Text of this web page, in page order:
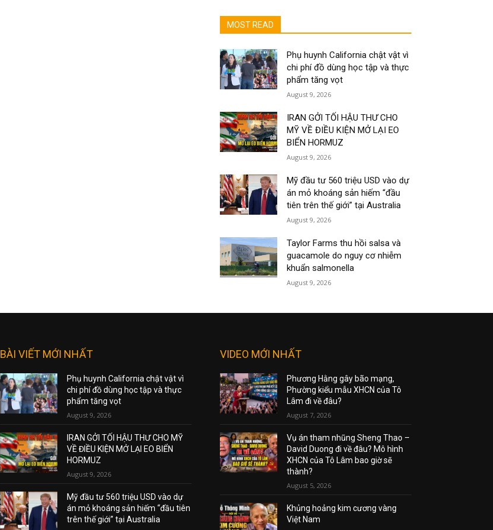
MOST READ
Phụ huynh California chật vật vì
chi phí đồ dùng học tập và thực
phẩm tăng vọt
August 9, 2026
IRAN GỞI TỐI HẬU THƯ CHO
MỸ VỀ ĐIỀU KIỆN MỞ LẠI EO
BIỂN HORMUZ
August 9, 2026
Mỹ đầu tư 560 triệu USD vào dự
án mỏ khoáng sản hiếm “đầu
tiên trên thế giới” tại Australia
August 9, 2026
Taylor Farms thu hồi salsa và
guacamole do nguy cơ nhiễm
khuẩn salmonella
August 9, 2026
BÀI VIẾT MỚI NHẤT
Phụ huynh California chật vật vì
chi phí đồ dùng học tập và thực
phẩm tăng vọt
August 9, 2026
IRAN GỞI TỐI HẬU THƯ CHO MỸ
VỀ ĐIỀU KIỆN MỞ LẠI EO BIỂN
HORMUZ
August 9, 2026
Mỹ đầu tư 560 triệu USD vào dự
án mỏ khoáng sản hiếm “đầu tiên
trên thế giới” tại Australia
VIDEO MỚI NHẤT
Phương Hằng gây bão mạng,
Phường kiểu mẫu XHCN của Tô
Lâm đi về đâu?
August 7, 2026
Vụ án tham nhũng Sheng Thao –
David Duong đi về đâu? Mô hình
XHCN của Tô Lâm bao giờ sẽ
thành?
August 5, 2026
Khủng hoảng kim cương vàng
Việt Nam